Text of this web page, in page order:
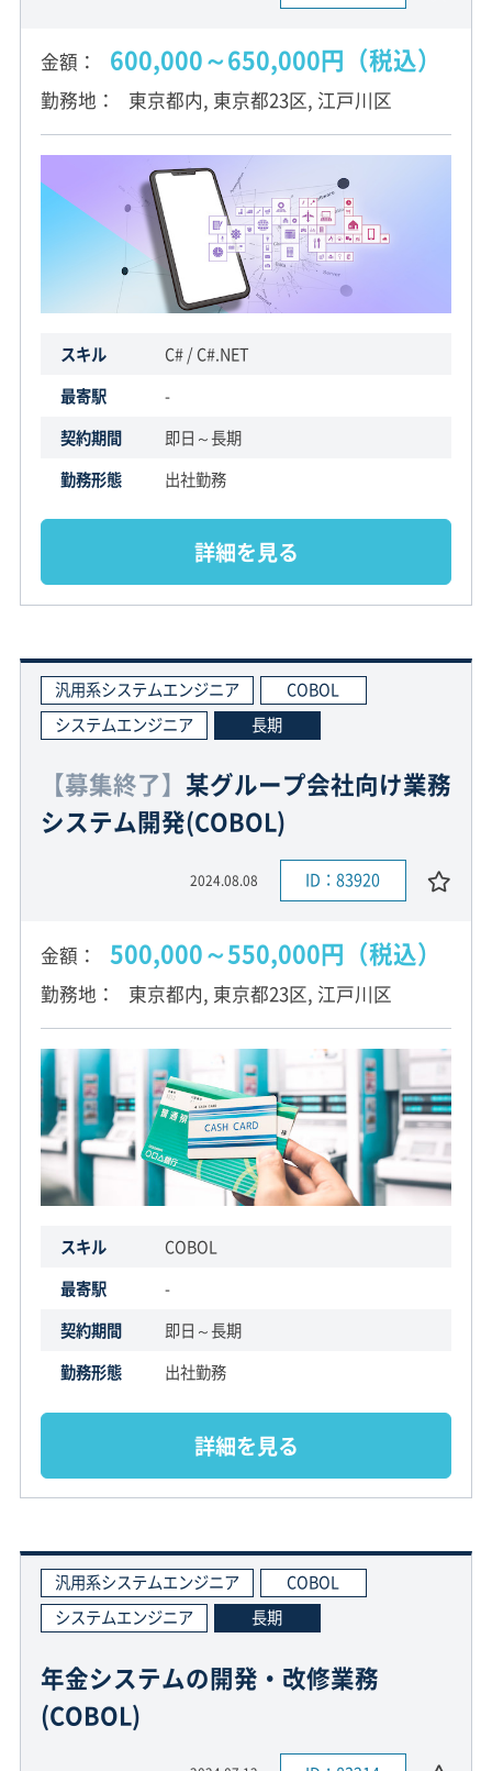
金額 600,000～650,000円（税込）
勤務地 東京都内, 東京都23区, 江戸川区
スキル
C# / C#.NET
最寄駅
-
契約期間
即日～長期
勤務形態
出社勤務
詳細を見る
汎用系システムエンジニア
COBOL
システムエンジニア
長期
【募集終了】 某グループ会社向け業務
システム開発(COBOL)
2024.08.08 ID：83920
金額 500,000～550,000円（税込）
勤務地 東京都内, 東京都23区, 江戸川区
スキル
COBOL
最寄駅
-
契約期間
即日～長期
勤務形態
出社勤務
詳細を見る
汎用系システムエンジニア
COBOL
システムエンジニア
長期
年金システムの開発・改修業務
(COBOL)